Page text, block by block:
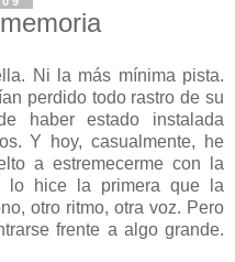
Ni la más mínima pista.
perdido todo rastro de su
haber estado instalada
Y hoy, casualmente, he
a estremecerme con la
lo hice la primera que la
otro ritmo, otra voz. Pero
frente a algo grande.